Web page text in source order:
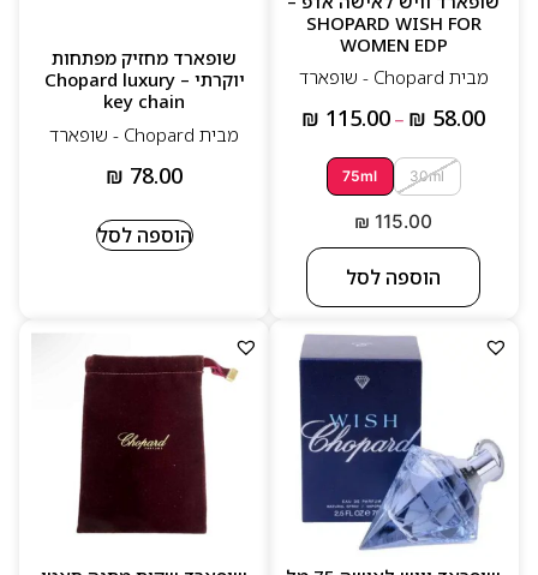
בשמים אלגנטיים, עמוקים ובעלי קווי אופי ברורים
עמידות גבוהה ותחושת יוקרה בניחוח
בקבוקים בעיצוב תכשיטני מרהיב
SHOPARD WISH FOR
WOMEN EDP
מבית Chopard‏ - שופארד
₪ 58.00
–
₪ 115.00
30ml
75ml
₪ 115.00
הוספה לסל
שופארד מחזיק מפתחות
יוקרתי – Chopard luxury
key chain
מבית Chopard‏ - שופארד
₪ 78.00
הוספה לסל